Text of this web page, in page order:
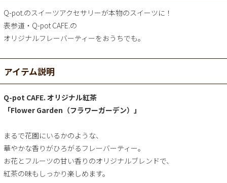
Q-pot.のスイーツアクセサリーが本物のスイーツに！
表参道・Q-pot CAFE.の
オリジナルフレーバーティーをおうちでも。
アイテム説明
Q-pot CAFE. オリジナル紅茶
「Flower Garden（フラワーガーデン）」
まるで花園にいるかのような、
華やかな香りがひろがるフレーバーティー。
お花とフルーツの甘い香りのオリジナルブレンドで、
紅茶の味もしっかり楽しめます。